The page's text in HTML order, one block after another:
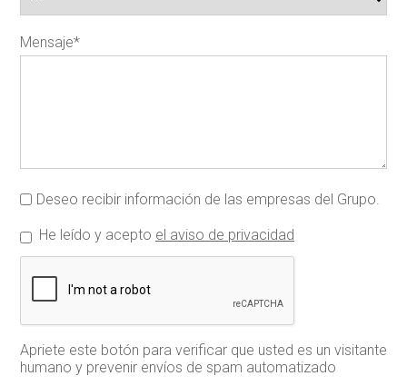
Mensaje*
Deseo recibir información de las empresas del Grupo.
He leído y acepto el aviso de privacidad
Apriete este botón para verificar que usted es un visitante
humano y prevenir envíos de spam automatizado